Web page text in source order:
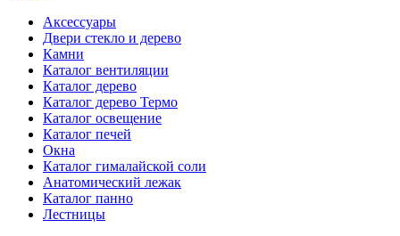
Аксессуары
Двери стекло и дерево
Камни
Каталог вентиляции
Каталог дерево
Каталог дерево Термо
Каталог освещение
Каталог печей
Окна
Каталог гималайской соли
Анатомический лежак
Каталог панно
Лестницы